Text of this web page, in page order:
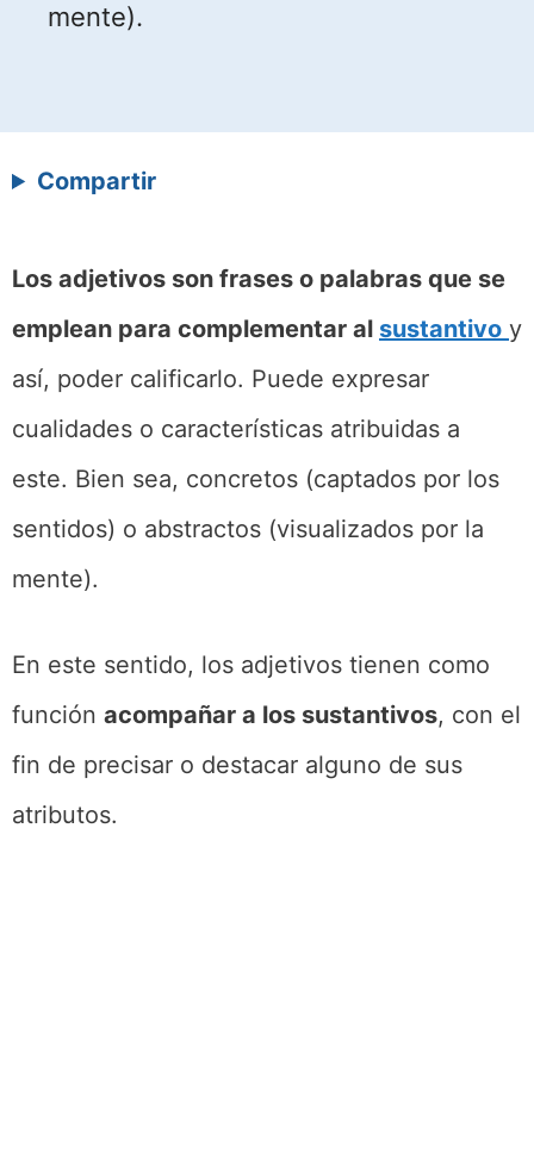
mente).
Compartir
Los adjetivos son frases o palabras que se
emplean para complementar al sustantivo y
así, poder calificarlo. Puede expresar
cualidades o características atribuidas a
este. Bien sea, concretos (captados por los
sentidos) o abstractos (visualizados por la
mente).
En este sentido, los adjetivos tienen como
función acompañar a los sustantivos, con el
fin de precisar o destacar alguno de sus
atributos.